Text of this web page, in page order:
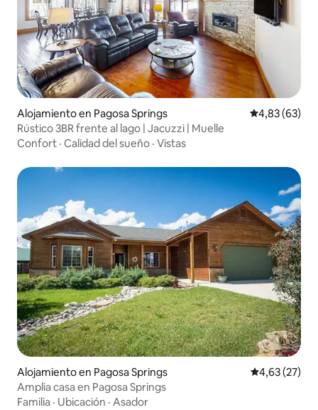
Alojamiento en Pagosa Springs Calificación
4,83 (63)
Rústico 3BR frente al lago | Jacuzzi | Muelle
Confort · Calidad del sueño · Vistas
Alojamiento en Pagosa Springs Calificación
4,63 (27)
Amplia casa en Pagosa Springs
Familia · Ubicación · Asador